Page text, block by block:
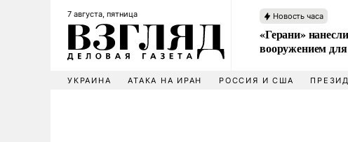
7 августа, пятница Новость часа
«Герани»
вооружением
УКРАИНА АТАКА НА ИРАН РОССИЯ И США